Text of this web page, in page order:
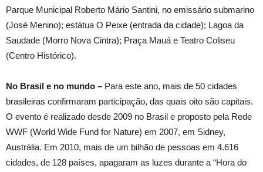
Parque Municipal Roberto Mário Santini, no emissário submarino
(José Menino); estátua O Peixe (entrada da cidade); Lagoa da
Saudade (Morro Nova Cintra); Praça Mauá e Teatro Coliseu
(Centro Histórico).
No Brasil e no mundo – Para este ano, mais de 50 cidades
brasileiras confirmaram participação, das quais oito são capitais.
O evento é realizado desde 2009 no Brasil e proposto pela Rede
WWF (World Wide Fund for Nature) em 2007, em Sidney,
Austrália. Em 2010, mais de um bilhão de pessoas em 4.616
cidades, de 128 países, apagaram as luzes durante a “Hora do